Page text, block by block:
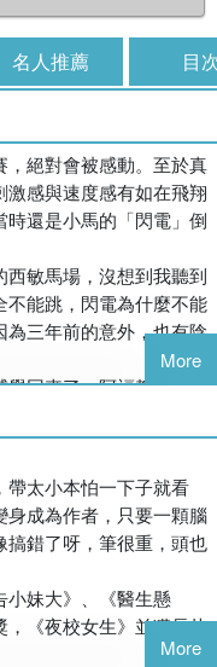
名人推薦 目
絕對會被感動。至於真
感與速度感有如在飛翔
還是小馬的「閃電」倒
敏馬場，沒想到我聽到
不能跳，閃電為什麼不能
為三年前的意外，也有陰
回來了，阿福教練告訴
一堂馬術課，就這樣，
行打浪、壓浪等基本動
常痠痛，卻也漸漸找回
懼，我決定參加全中運馬
電仍舊抗拒，教練要我
害怕摔下馬來，我真的
More
帶太小本怕一下子就看
身成為作者，只要一顆腦
錯了呀，筆很重，頭也
小妹大》、《醫生懸
《夜校女生》並獲長片
More